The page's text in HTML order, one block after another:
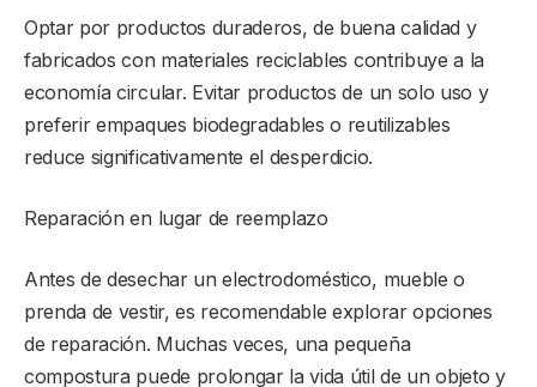
Optar por productos duraderos, de buena calidad y
fabricados con materiales reciclables contribuye a la
economía circular. Evitar productos de un solo uso y
preferir empaques biodegradables o reutilizables
reduce significativamente el desperdicio.
Reparación en lugar de reemplazo
Antes de desechar un electrodoméstico, mueble o
prenda de vestir, es recomendable explorar opciones
de reparación. Muchas veces, una pequeña
compostura puede prolongar la vida útil de un objeto y